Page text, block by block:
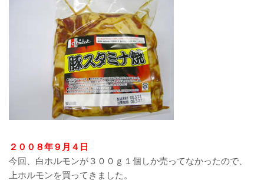
２００８年９月４日
今回、白ホルモンが３００ｇ１個しか売ってなかったので、
上ホルモンを買ってきました。